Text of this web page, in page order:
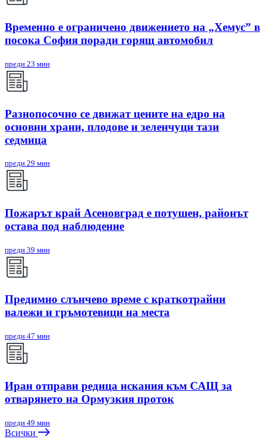
Временно е ограничено движението на „Хемус” в
посока София поради горящ автомобил
преди 23 мин
Разнопосочно се движат цените на едро на
основни храни, плодове и зеленчуци тази
седмица
преди 29 мин
Пожарът край Асеновград е потушен, районът
остава под наблюдение
преди 39 мин
Предимно слънчево време с краткотрайни
валежи и гръмотевици на места
преди 47 мин
Иран отправи редица искания към САЩ за
отварянето на Ормузкия проток
преди 49 мин
Всички